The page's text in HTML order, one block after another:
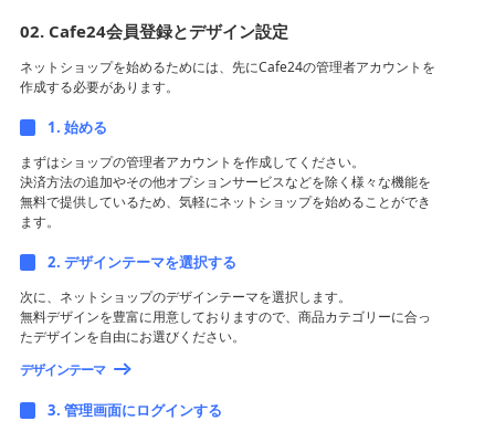
02. Cafe24会員登録とデザイン設定
ネットショップを始めるためには、先にCafe24の管理者アカウントを
作成する必要があります。
1. 始める
まずはショップの管理者アカウントを作成してください。
決済方法の追加やその他オプションサービスなどを除く様々な機能を
無料で提供しているため、気軽にネットショップを始めることができ
ます。
2. デザインテーマを選択する
次に、ネットショップのデザインテーマを選択します。
無料デザインを豊富に用意しておりますので、商品カテゴリーに合っ
たデザインを自由にお選びください。
デザインテーマ
3. 管理画面にログインする